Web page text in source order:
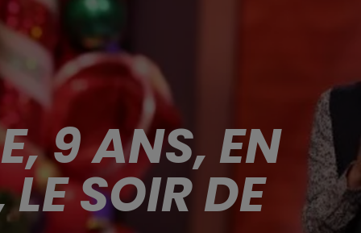
9 ANS, EN
SOIR DE